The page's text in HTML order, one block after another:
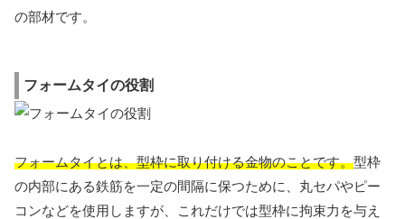
の部材です。
フォームタイの役割
フォームタイとは、型枠に取り付ける金物のことです。型枠
の内部にある鉄筋を一定の間隔に保つために、丸セパやピー
コンなどを使用しますが、これだけでは型枠に拘束力を与え